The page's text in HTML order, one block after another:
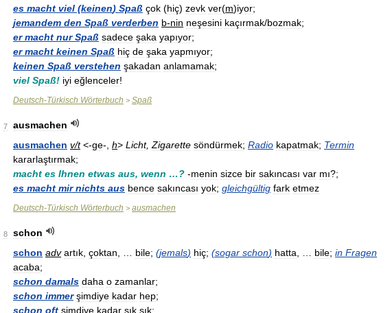
es macht viel (keinen) Spaß çok (hiç) zevk ver(m)iyor;
jemandem den Spaß verderben b-nin neşesini kaçırmak/bozmak;
er macht nur Spaß sadece şaka yapıyor;
er macht keinen Spaß hiç de şaka yapmıyor;
keinen Spaß verstehen şakadan anlamamak;
viel Spaß! iyi eğlenceler!
Deutsch-Türkisch Wörterbuch > Spaß
7
ausmachen
ausmachen v/t<-ge-, h> Licht, Zigarette söndürmek; Radio kapatmak; Termin
kararlaştırmak;
macht es Ihnen etwas aus, wenn …? -menin sizce bir sakıncası var mı?;
es macht mir nichts aus bence sakıncası yok; gleichgültig fark etmez
Deutsch-Türkisch Wörterbuch > ausmachen
8
schon
schon adv artık çoktan bile; (jemals) hiç; (sogar schon) hatta bile; in Fragen
acaba;
schon damals daha o zamanlar;
schon immer şimdiye kadar hep;
schon oft şimdiye kadar sık sık;